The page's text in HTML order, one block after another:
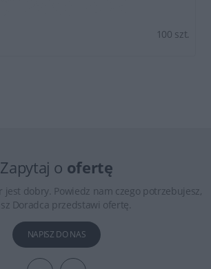
100 szt.
Zapytaj o ofertę
jest dobry. Powiedz nam czego potrzebujesz,
Doradca przedstawi ofertę.
NAPISZ DO NAS